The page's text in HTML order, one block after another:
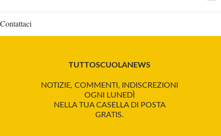
Contattaci
TUTTOSCUOLANEWS
NOTIZIE, COMMENTI, INDISCREZIONI
OGNI LUNEDÌ
NELLA TUA CASELLA DI POSTA
GRATIS.